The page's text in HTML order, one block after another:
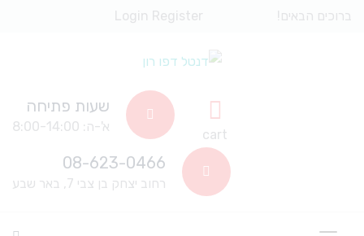
ברוכים הבאים! Login Register
cart
שעות פתיחה
א'-ה: 8:00-14:00
08-623-0466
רחוב יצחק בן צבי 7, באר שבע